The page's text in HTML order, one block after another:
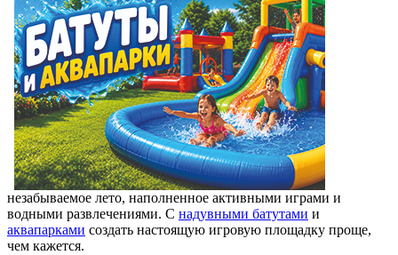
незабываемое лето, наполненное активными играми и
водными развлечениями. С надувными батутами и
аквапарками создать настоящую игровую площадку проще,
чем кажется.